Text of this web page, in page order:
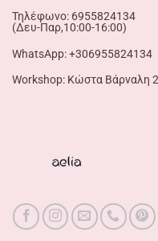
Τηλέφωνο: 6955824134
(Δευ-Παρ,10:00-16:00)
WhatsApp: +306955824134
Workshop: Κώστα Βάρναλη